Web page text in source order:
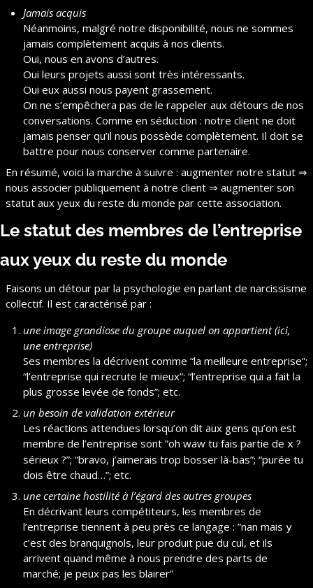
Jamais acquis
Néanmoins, malgré notre disponibilité, nous ne sommes
jamais complètement acquis à nos clients.
Oui, nous en avons d’autres.
Oui leurs projets aussi sont très intéressants.
Oui eux aussi nous payent grassement.
On ne s’empêchera pas de le rappeler aux détours de nos
conversations. Comme en séduction : notre client ne doit
jamais penser qu’il nous possède complètement. Il doit se
battre pour nous conserver comme partenaire.
En résumé, voici la marche à suivre : augmenter notre statut ⇒
nous associer publiquement à notre client ⇒ augmenter son
statut aux yeux du reste du monde par cette association.
Le statut des membres de l’entreprise
aux yeux du reste du monde
Faisons un détour par la psychologie en parlant de narcissisme
collectif. Il est caractérisé par :
une image grandiose du groupe auquel on appartient (ici,
une entreprise)
Ses membres la décrivent comme “la meilleure entreprise”;
“l’entreprise qui recrute le mieux”; “l’entreprise qui a fait la
plus grosse levée de fonds”; etc.
un besoin de validation extérieur
Les réactions attendues lorsqu’on dit aux gens qu’on est
membre de l’entreprise sont ”oh waw tu fais partie de x ?
sérieux ?”; “bravo, j’aimerais trop bosser là-bas”; “purée tu
dois être chaud…”; etc.
une certaine hostilité à l’égard des autres groupes
En décrivant leurs compétiteurs, les membres de
l’entreprise tiennent à peu près ce langage : ”nan mais y
c’est des branquignols, leur produit pue du cul, et ils
arrivent quand même à nous prendre des parts de
marché; je peux pas les blairer”